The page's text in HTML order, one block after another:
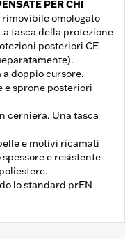
PER CHI
omologato
tasca della protezione
posteriori CE
doppio cursore.
e sprone posteriori
cerniera. Una tasca
e motivi ricamati
e resistente
lo standard prEN